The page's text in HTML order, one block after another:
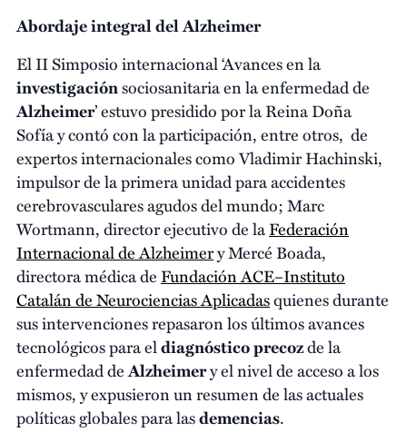
Abordaje integral del Alzheimer
El II Simposio internacional ‘Avances en la
investigaciónsociosanitaria en la enfermedad de
Alzheimer’ estuvo presidido por la Reina Doña
Sofía y contó con la participación, entre otros, de
expertos internacionales como Vladimir Hachinski,
impulsor de la primera unidad para accidentes
cerebrovasculares agudos del mundo; Marc
Wortmann, director ejecutivo de laFederación
Internacional de Alzheimery Mercé Boada,
directora médica de Fundación ACE–Instituto
Catalán de Neurociencias Aplicadasquienes durante
sus intervenciones repasaron los últimos avances
tecnológicos para eldiagnóstico precozde la
enfermedad deAlzheimery el nivel de acceso a los
mismos, y expusieron un resumen de las actuales
políticas globales para lasdemencias.